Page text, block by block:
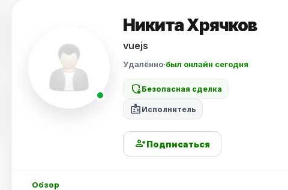
Никита Хрячков
vuejs
Удалённо·был онлайн сегодня
shield_locked Безопасная сделка
badge Исполнитель
person_addПодписаться
Обзор